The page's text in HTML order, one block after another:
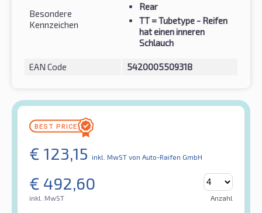
Besondere
Kennzeichen
Rear
TT = Tubetype - Reifen
hat einen inneren
Schlauch
EAN Code 5420005509318
€ 123,15 inkl. MwST von Auto-Raifen GmbH
€ 492,60
inkl. MwST Anzahl